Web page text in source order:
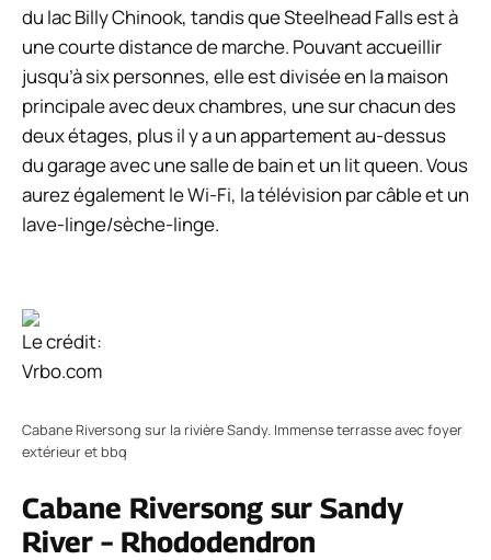
du lac Billy Chinook, tandis que Steelhead Falls est à
une courte distance de marche. Pouvant accueillir
jusqu’à six personnes, elle est divisée en la maison
principale avec deux chambres, une sur chacun des
deux étages, plus il y a un appartement au-dessus
du garage avec une salle de bain et un lit queen. Vous
aurez également le Wi-Fi, la télévision par câble et un
lave-linge/sèche-linge.
Le crédit:
Vrbo.com
Cabane Riversong sur la rivière Sandy. Immense terrasse avec foyer
extérieur et bbq
Cabane Riversong sur Sandy
River – Rhododendron